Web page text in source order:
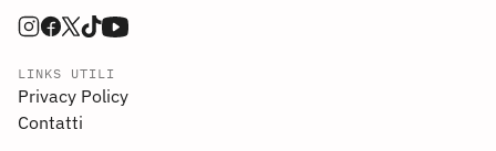
LINKS UTILI
Privacy Policy
Contatti